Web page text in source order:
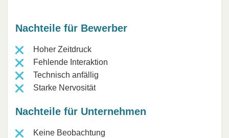
Nachteile für Bewerber
Hoher Zeitdruck
Fehlende Interaktion
Technisch anfällig
Starke Nervosität
Nachteile für Unternehmen
Keine Beobachtung